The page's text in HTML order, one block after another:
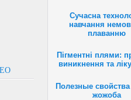
Сучасна
навчання
плаванню
Пігментні плями:
виникнення та
Полезные
жожоба